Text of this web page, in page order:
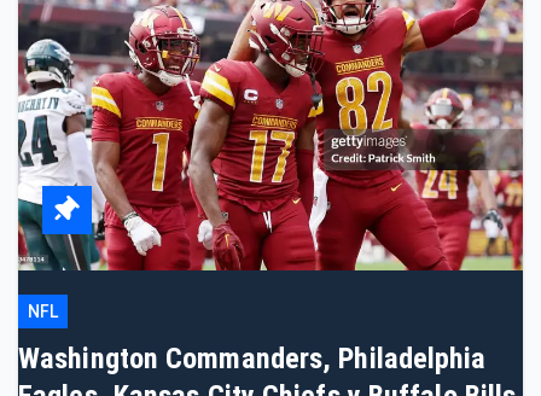
NFL
Washington Commanders, Philadelphia